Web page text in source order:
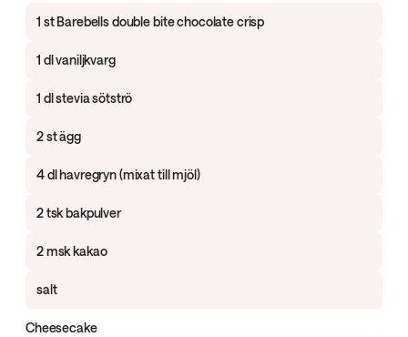
1 st Barebells double bite chocolate crisp
1 dl vaniljkvarg
1 dl stevia sötströ
2 st ägg
4 dl havregryn (mixat till mjöl)
2 tsk bakpulver
2 msk kakao
salt
Cheesecake